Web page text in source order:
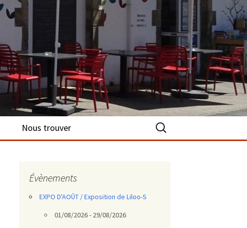
Nous trouver Rechercher :
Évènements
EXPO D'AOÛT / Exposition de Liloo-S
01/08/2026 - 29/08/2026